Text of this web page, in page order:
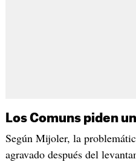
Los Comuns piden
Según Mijoler, la
agravado después del